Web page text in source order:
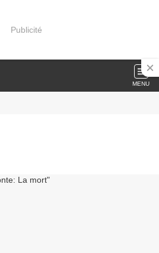
Publicité
MENU